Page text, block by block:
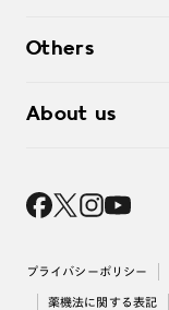
お問い合わせ
Others
レンズ交換
About us
採用情報
出店について
プライバシーポリシー
薬機法に関する表記